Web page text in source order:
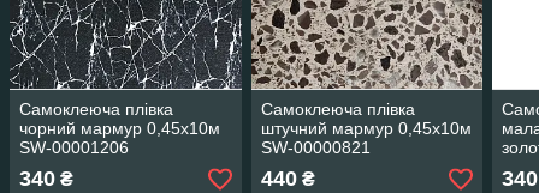
Самоклеюча плівка
чорний мармур 0,45х10м
SW-00001206
340 ₴
Самоклеюча плівка
штучний мармур 0,45х10м
SW-00000821
440₴ 340